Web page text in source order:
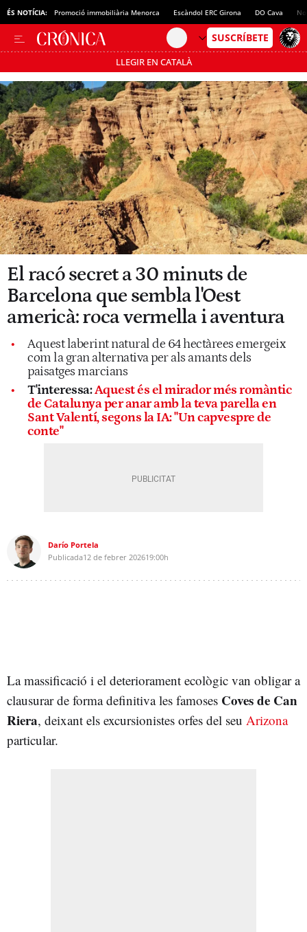
ÉS NOTÍCIA: Promoció immobiliària Menorca Escàndol ERC Girona DO Cava
LLEGIR EN CATALÀ
Passa’t al mode estalvi
El racó secret a 30 minuts de
Barcelona que sembla l'Oest
americà: roca vermella i aventura
Aquest laberint natural de 64 hectàrees emergeix
com la gran alternativa per als amants dels
paisatges marcians
T'interessa:Aquest és el mirador més romàntic
de Catalunya per anar amb la teva parella en
Sant Valentí, segons la IA: "Un capvespre de
conte"
Darío Portela
Publicada12 de febrer 202619:00h
La massificació i el deteriorament ecològic van obligar a
clausurar de forma definitiva les famoses Coves de Can
Riera, deixant els excursionistes orfes del seu Arizona
particular.